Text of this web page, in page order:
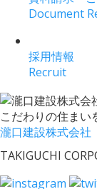
Document
採用情報
Recruit
こだわりの住まい
瀧口建設株式会社
TAKIGUCHI